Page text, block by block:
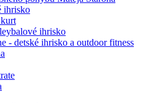
ihrisko
ihrisko
- detské ihrisko a outdoor fitness